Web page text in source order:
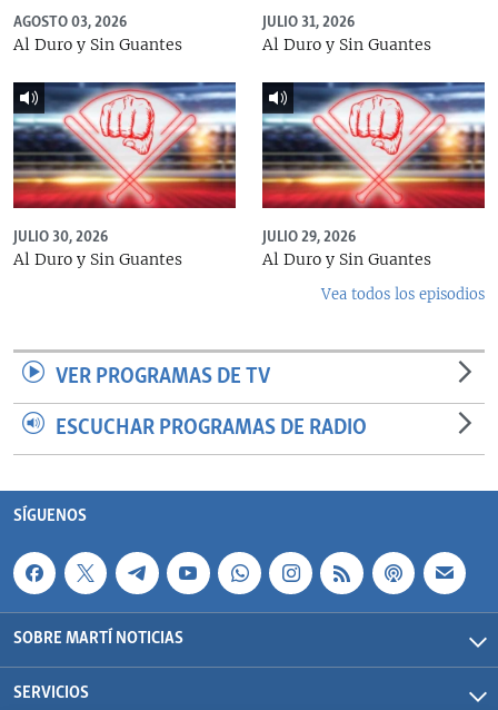
AGOSTO 03, 2026
Al Duro y Sin Guantes
JULIO 31, 2026
Al Duro y Sin Guantes
JULIO 30, 2026
Al Duro y Sin Guantes
JULIO 29, 2026
Al Duro y Sin Guantes
Vea todos los episodios
VER PROGRAMAS DE TV
ESCUCHAR PROGRAMAS DE RADIO
SÍGUENOS
SOBRE MARTÍ NOTICIAS
SERVICIOS